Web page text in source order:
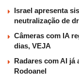
Israel apresenta
neutralização de
Câmeras com IA
dias, VEJA
Radares com AI
Rodoanel